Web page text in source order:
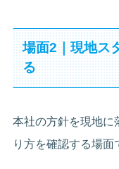
場面2｜現地ス
る
本社の方針を現地に
り方を確認する場面